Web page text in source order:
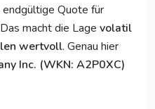
Quote für
macht die Lage volatil
wertvoll. Genau hier
Inc. (WKN: A2P0XC)